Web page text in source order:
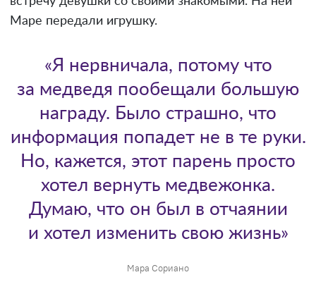
Маре передали игрушку.
Мара Сориано
«Я нервничала, потому что
за медведя пообещали большую
награду. Было страшно, что
информация попадет не в те руки.
Но, кажется, этот парень просто
хотел вернуть медвежонка.
Думаю, что он был в отчаянии
и хотел изменить свою жизнь»